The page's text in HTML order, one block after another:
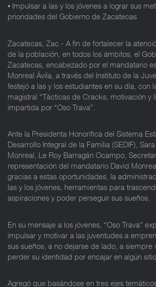
▪️ Impulsar a las y los jóvenes a lograr sus
prioridades del Gobierno de Zacatecas
Zacatecas, Zac.- A fin de fortalecer la
de la población, en todos los ámbitos, el
Zacatecas, encabezado por el mandatario
Monreal Ávila, a través del Instituto de la
festejó a las y los estudiantes en su día, con
magistral “Tácticas de Cracks, motivación y
impartida por “Oso Trava”.
Ante la Presidenta Honorífica del Sistema
Desarrollo Integral de la Familia (SEDIF),
Monreal, Le Roy Barragán Ocampo,
representación del mandatario David
gracias a estas oportunidades, la
las y los jóvenes, herramientas para
aspiraciones y poder perseguir sus sueños.
En su mensaje a los jóvenes, “Oso Trava”
impulsar y motivar a las juventudes a
sus sueños, a no dejarse de lado, a siempre
perder su identidad por encajar en algún sitio.
Agregó que basándose en tres ejes